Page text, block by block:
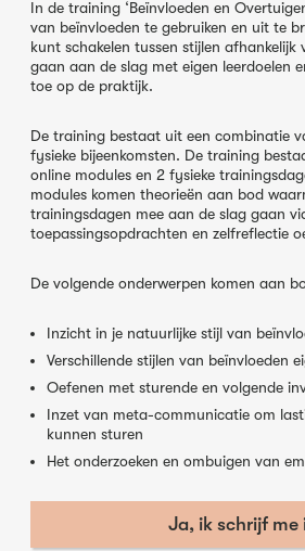
In de training ‘Beïnvloeden en
van beïnvloeden te gebruiken en uit te
kunt schakelen tussen stijlen afhankelijk
gaan aan de slag met eigen leerdoelen
toe op de praktijk.
De training bestaat uit een combinatie
fysieke bijeenkomsten. De training
online modules en 2 fysieke
modules komen theorieën aan bod
trainingsdagen mee aan de slag gaan
toepassingsopdrachten en zelfreflectie
De volgende onderwerpen komen aan
Inzicht in je natuurlijke stijl van
Verschillende stijlen van beïnvloeden
Oefenen met sturende en volgende
Inzet van meta-communicatie om
kunnen sturen
Het onderzoeken en ombuigen van
Ja, ik schrijf me